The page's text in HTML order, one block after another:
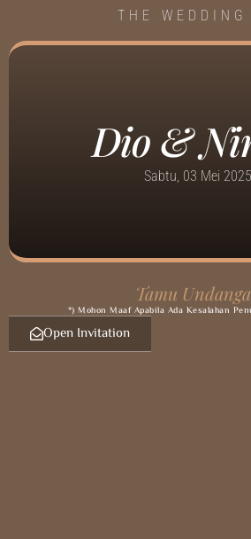
THE WEDDING
Dio &
Sabtu, 03 Mei 2025
Tamu
*) Mohon Maaf Apabila Ada Kesalahan
Open Invitation